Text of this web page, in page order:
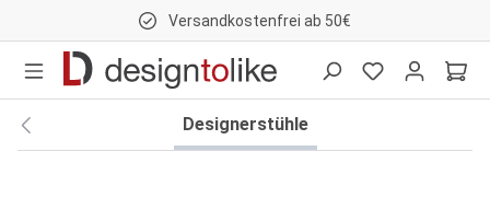
Versandkostenfrei ab 50€
Designerstühle